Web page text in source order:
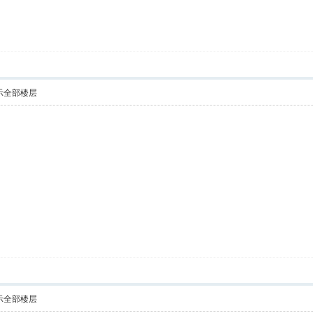
全部楼层
全部楼层